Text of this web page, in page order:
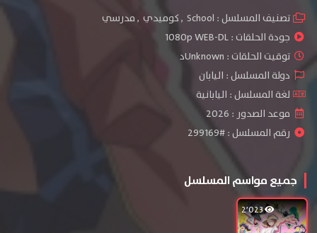
تصنيف المسلسل : School
,كوميدي ,مدرسي
جودة الحلقات :1080p WEB-DL
توقيت الحلقات : Unknownد
دولة المسلسل : اليابان
لغة المسلسل : اليابانية
موعد الصدور : 2026
رقم المسلسل : #299169
جميع مواسم المسلسل
2٬023